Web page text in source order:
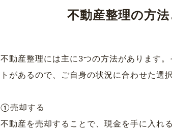
不動産整理の方
不動産整理には主に3つの方法があります
トがあるので、ご自身の状況に合わせた選
①売却する
不動産を売却することで、現金を手に入れ